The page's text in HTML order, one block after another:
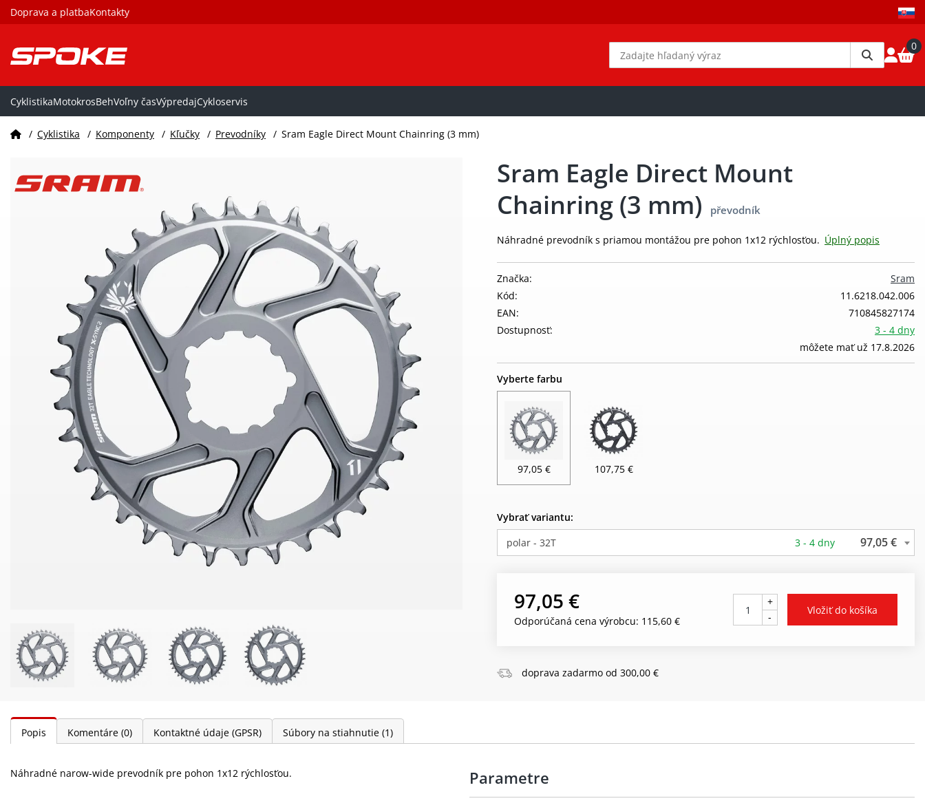
Doprava a platbaKontakty
0
CyklistikaMotokrosBehVoľny časVýpredajCykloservis
/ Cyklistika / Komponenty / Kľučky / Prevodníky / Sram Eagle Direct Mount Chainring (3 mm)
Sram Eagle Direct Mount
Chainring (3 mm)
převodník
Náhradné prevodník s priamou montážou pre pohon 1x12 rýchlosťou. Úplný popis
Sram
Značka:
11.6218.042.006
Kód:
710845827174
EAN:
3 - 4 dny
môžete mať už 17.8.2026
Dostupnosť:
Vyberte farbu
97,05 € 107,75 €
Vybrať variantu:
polar - 32T
3 - 4 dny 97,05 €
97,05 €
Odporúčaná cena výrobcu: 115,60 €
+
-
doprava zadarmo od 300,00 €
Popis Komentáre (0) Kontaktné údaje (GPSR) Súbory na stiahnutie (1)
Náhradné narow-wide prevodník pre pohon 1x12 rýchlosťou. Parametre